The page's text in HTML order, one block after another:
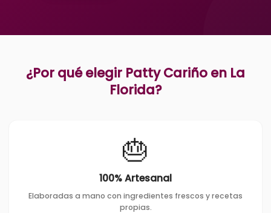
¿Por qué elegir Patty Cariño en La
Florida?
🎂
100% Artesanal
Elaboradas a mano con ingredientes frescos y recetas
propias.